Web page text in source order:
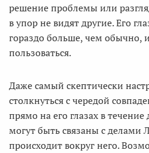
решение проблемы или
в упор не видят другие. Его
гораздо больше, чем обычно,
пользоваться.
Даже самый скептически
столкнуться с чередой
прямо на его глазах в
могут быть связаны с делами
происходит вокруг него.